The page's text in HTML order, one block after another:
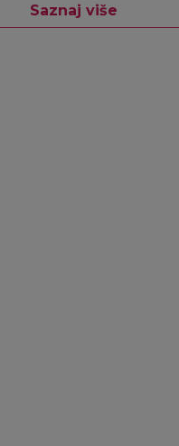
Saznaj više